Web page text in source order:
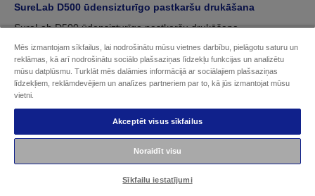
SureLab D500 ūdensizturīgo pastkaršu drukāšana
SureLab D500 ūdensizturīgo pastkaršu drukāšana
Mēs izmantojam sīkfailus, lai nodrošinātu mūsu vietnes darbību, pielāgotu saturu un
reklāmas, kā arī nodrošinātu sociālo plašsaziņas līdzekļu funkcijas un analizētu
mūsu datplūsmu. Turklāt mēs dalāmies informācijā ar sociālajiem plašsaziņas
līdzekļiem, reklāmdevējiem un analīzes partneriem par to, kā jūs izmantojat mūsu
vietni.
Akceptēt visus sīkfailus
Noraidīt visu
Sīkfailu iestatījumi